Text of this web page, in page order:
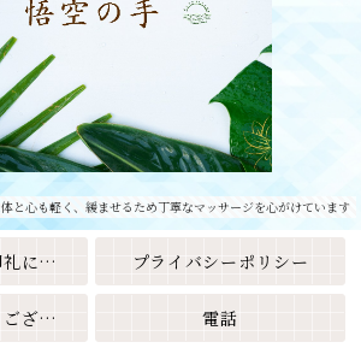
と心も軽く、緩ませるため丁寧なマッサージを心がけています
お友達になった御礼に素敵なクーポンをプレゼント🎁 プライバシーポリシー
ご予約ありがとうございます 電話